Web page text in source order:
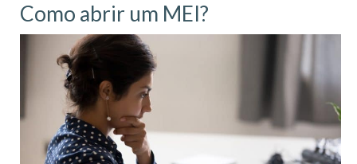
Como abrir um MEI?